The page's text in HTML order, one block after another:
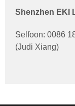
Shenzhen EKI
Selfoon: 0086
(Judi Xiang)